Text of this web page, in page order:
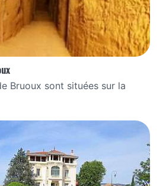
Bruoux sont situées sur la